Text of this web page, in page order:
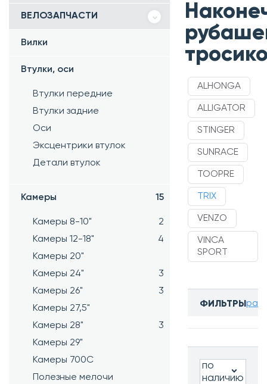
ВЕЛОЗАПЧАСТИ
Вилки
Втулки, оси
Втулки передние
Втулки задние
Оси
Эксцентрики втулок
Детали втулок
Камеры 15
Камеры 8-10"
2
Камеры 12-18"
4
Камеры 20"
Камеры 24"
3
Камеры 26"
3
Камеры 27,5"
Камеры 28"
3
Камеры 29"
Камеры 700C
Полезные мелочи
ALHONGA
ALLIGATOR
STINGER
SUNRACE
TOOPRE
TRIX
VENZO
VINCA
SPORT
ФИЛЬТРЫ
по
наличию